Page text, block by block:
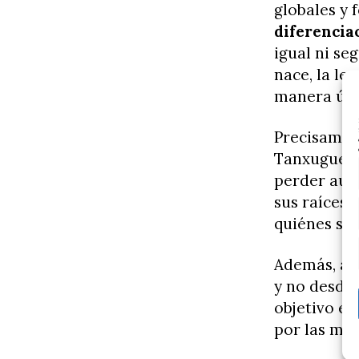
globales y
igual ni
nace, la
manera
perder
sus raíces
quiénes
Además,
y no
objetivo
por las